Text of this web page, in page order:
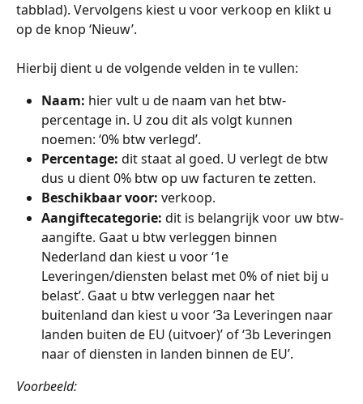
tabblad). Vervolgens kiest u voor verkoop en klikt u
op de knop ‘Nieuw’.
Hierbij dient u de volgende velden in te vullen:
Naam: hier vult u de naam van het btw-
percentage in. U zou dit als volgt kunnen
noemen: ‘0% btw verlegd’.
Percentage: dit staat al goed. U verlegt de btw
dus u dient 0% btw op uw facturen te zetten.
Beschikbaar voor: verkoop.
Aangiftecategorie: dit is belangrijk voor uw btw-
aangifte. Gaat u btw verleggen binnen
Nederland dan kiest u voor ‘1e
Leveringen/diensten belast met 0% of niet bij u
belast’. Gaat u btw verleggen naar het
buitenland dan kiest u voor ‘3a Leveringen naar
landen buiten de EU (uitvoer)’ of ‘3b Leveringen
naar of diensten in landen binnen de EU’.
Voorbeeld: